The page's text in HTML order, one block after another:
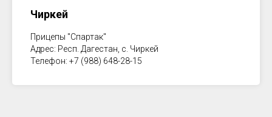
Чиркей
Прицепы "Спартак"
Адрес: Респ. Дагестан, с. Чиркей
Телефон: +7 (988) 648-28-15